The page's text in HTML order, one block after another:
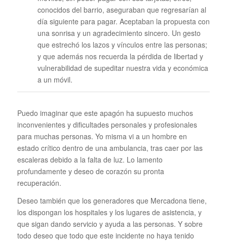
conocidos del barrio, aseguraban que regresarían al
día siguiente para pagar. Aceptaban la propuesta con
una sonrisa y un agradecimiento sincero. Un gesto
que estrechó los lazos y vínculos entre las personas;
y que además nos recuerda la pérdida de libertad y
vulnerabilidad de supeditar nuestra vida y económica
a un móvil.
Puedo imaginar que este apagón ha supuesto muchos
inconvenientes y dificultades personales y profesionales
para muchas personas. Yo misma vi a un hombre en
estado crítico dentro de una ambulancia, tras caer por las
escaleras debido a la falta de luz. Lo lamento
profundamente y deseo de corazón su pronta
recuperación.
Deseo también que los generadores que Mercadona tiene,
los dispongan los hospitales y los lugares de asistencia, y
que sigan dando servicio y ayuda a las personas. Y sobre
todo deseo que todo que este incidente no haya tenido